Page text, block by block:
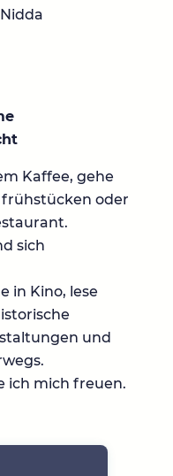
Kaffee, gehe
oder
sich
in Kino, lese
und
ich mich freuen.